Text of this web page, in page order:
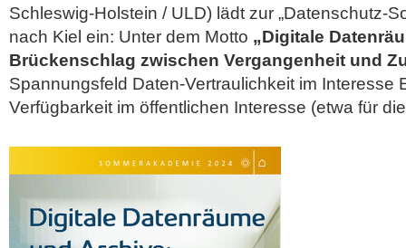
Schleswig-Holstein / ULD) lädt zur „Datenschutz-
nach Kiel ein: Unter dem Motto „Digitale
Brückenschlag zwischen Vergangenheit und
Spannungsfeld Daten-Vertraulichkeit im Interesse
Verfügbarkeit im öffentlichen Interesse (etwa für